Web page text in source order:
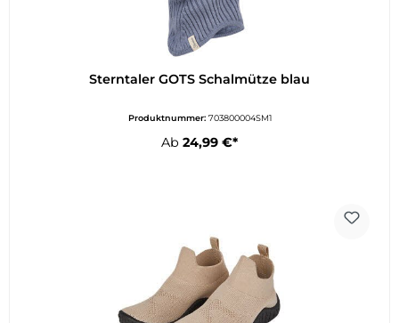
Sterntaler GOTS Schalmütze blau
Produktnummer: 703800004SM1
Ab 24,99 €*